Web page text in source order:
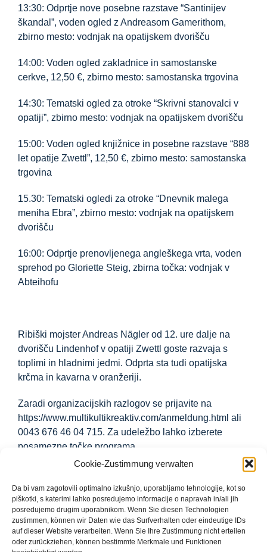
Cookie-Zustimmung verwalten
Da bi vam zagotovili optimalno izkušnjo, uporabljamo tehnologije, kot so
piškotki, s katerimi lahko posredujemo informacije o napravah in/ali jih
posredujemo drugim uporabnikom. Wenn Sie diesen Technologien
zustimmen, können wir Daten wie das Surfverhalten oder eindeutige IDs
auf dieser Website verarbeiten. Wenn Sie Ihre Zustimmung nicht erteilen
oder zurückziehen, können bestimmte Merkmale und Funktionen
13:30: Odprtje nove posebne razstave “Santinijev
škandal”, voden ogled z Andreasom Gamerithom,
zbirno mesto: vodnjak na opatijskem dvorišču
14:00: Voden ogled zakladnice in samostanske
cerkve, 12,50 €, zbirno mesto: samostanska trgovina
14:30: Tematski ogled za otroke “Skrivni stanovalci v
opatiji”, zbirno mesto: vodnjak na opatijskem dvorišču
15:00: Voden ogled knjižnice in posebne razstave “888
let opatije Zwettl”, 12,50 €, zbirno mesto: samostanska
trgovina
15.30: Tematski ogledi za otroke “Dnevnik malega
meniha Ebra”, zbirno mesto: vodnjak na opatijskem
dvorišču
16:00: Odprtje prenovljenega angleškega vrta, voden
sprehod po Gloriette Steig, zbirna točka: vodnjak v
Abteihofu
Ribiški mojster Andreas Nägler od 12. ure dalje na
dvorišču Lindenhof v opatiji Zwettl goste razvaja s
toplimi in hladnimi jedmi. Odprta sta tudi opatijska
krčma in kavarna v oranžeriji.
Zaradi organizacijskih razlogov se prijavite na
https://www.multikultikreaktiv.com/anmeldung.html ali
0043 676 46 04 715. Za udeležbo lahko izberete
posamezne točke programa.
Odprtje opatijskega dvorišča in križnega vrta v opatiji
Zwettl
10:15: Slavnostna maša, 70. rojstni dan opata